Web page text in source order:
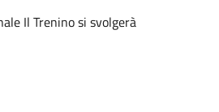
Il Trenino si svolgerà